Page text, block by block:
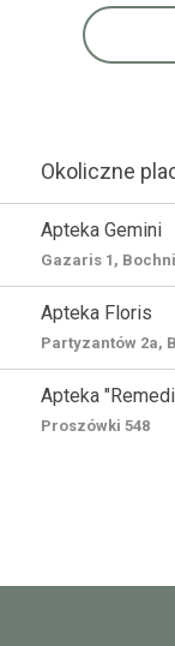
Okoliczne
Apteka Gemini
Gazaris 1,
Apteka Floris
Partyzantów 2a,
Apteka
Proszówki 548